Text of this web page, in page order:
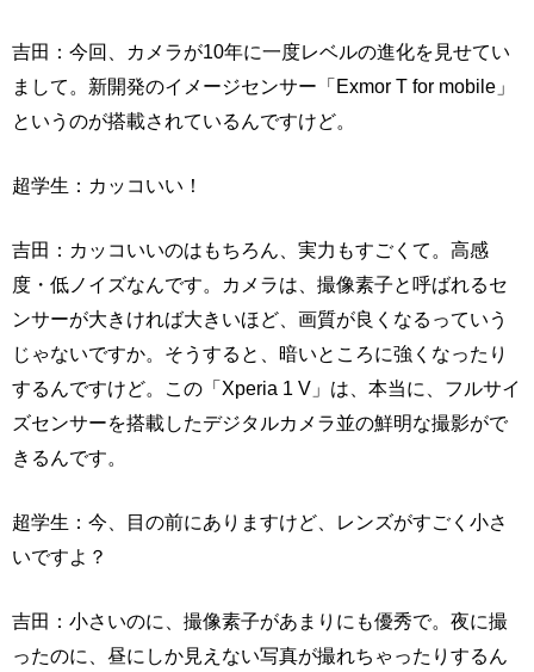
吉田：今回、カメラが10年に一度レベルの進化を見せてい
まして。新開発のイメージセンサー「Exmor T for mobile」
というのが搭載されているんですけど。
超学生：カッコいい！
吉田：カッコいいのはもちろん、実力もすごくて。高感
度・低ノイズなんです。カメラは、撮像素子と呼ばれるセ
ンサーが大きければ大きいほど、画質が良くなるっていう
じゃないですか。そうすると、暗いところに強くなったり
するんですけど。この「Xperia 1 V」は、本当に、フルサイ
ズセンサーを搭載したデジタルカメラ並の鮮明な撮影がで
きるんです。
超学生：今、目の前にありますけど、レンズがすごく小さ
いですよ？
吉田：小さいのに、撮像素子があまりにも優秀で。夜に撮
ったのに、昼にしか見えない写真が撮れちゃったりするん